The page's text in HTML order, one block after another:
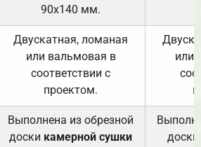
90х140 мм.
Двускатная, ломаная
или вальмовая в
соответствии с
проектом.
или
Выполнена из обрезной
доски камерной сушки
доски